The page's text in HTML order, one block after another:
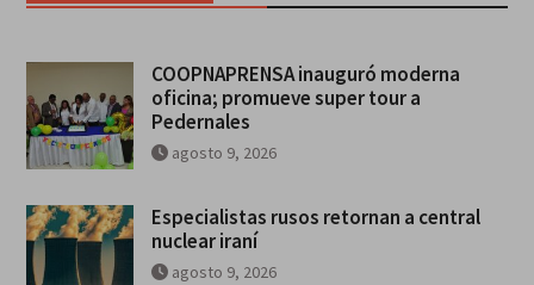
COOPNAPRENSA inauguró moderna
oficina; promueve super tour a
Pedernales
agosto 9, 2026
Especialistas rusos retornan a central
nuclear iraní
agosto 9, 2026